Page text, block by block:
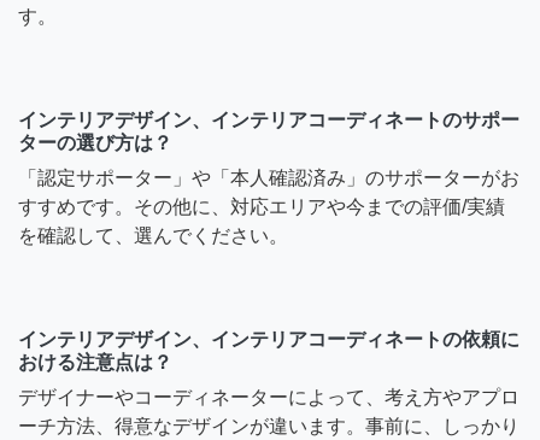
す。
インテリアデザイン、インテリアコーディネートのサポー
ターの選び方は？
「認定サポーター」や「本人確認済み」のサポーターがお
すすめです。その他に、対応エリアや今までの評価/実績
を確認して、選んでください。
インテリアデザイン、インテリアコーディネートの依頼に
おける注意点は？
デザイナーやコーディネーターによって、考え方やアプロ
ーチ方法、得意なデザインが違います。事前に、しっかり